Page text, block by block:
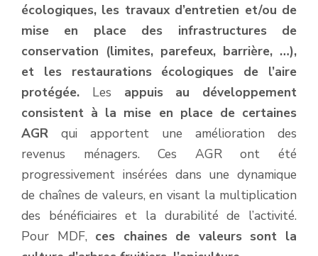
écologiques, les travaux d’entretien et/ou de
mise en place des infrastructures de
conservation (limites, parefeux, barrière, …),
et les restaurations écologiques de l’aire
protégée. Les appuis au développement
consistent à la mise en place de certaines
AGR qui apportent une amélioration des
revenus ménagers. Ces AGR ont été
progressivement insérées dans une dynamique
de chaînes de valeurs, en visant la multiplication
des bénéficiaires et la durabilité de l’activité.
Pour MDF, ces chaines de valeurs sont la